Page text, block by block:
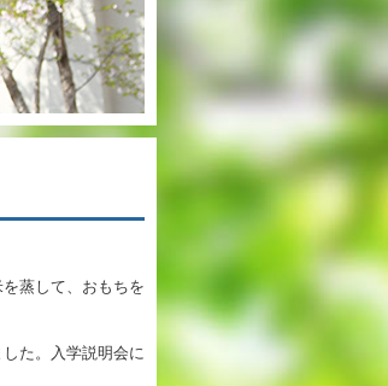
蒸して、おもちを
た。入学説明会に
アカデミックリサーチコース
キャリアリサーチコース
充実のフォローアップ体制
ゆりっこおすすめの